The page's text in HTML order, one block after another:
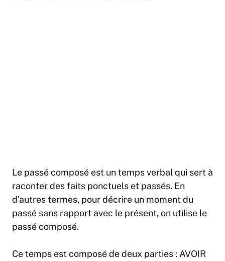
Le passé composé est un temps verbal qui sert à
raconter des faits ponctuels et passés. En
d’autres termes, pour décrire un moment du
passé sans rapport avec le présent, on utilise le
passé composé.
Ce temps est composé de deux parties : AVOIR